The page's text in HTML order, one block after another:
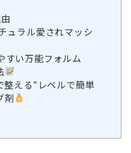
ュラル愛されマッシ
すい万能フォルム
整える”レベルで簡単
剤